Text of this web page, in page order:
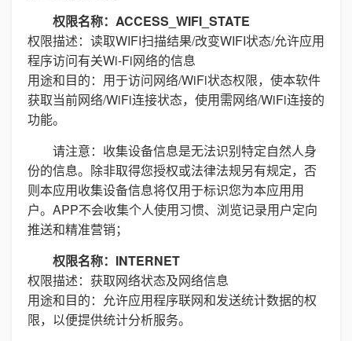
权限名称：ACCESS_WIFI_STATE
权限描述：读取WIFI扫描结果/改变WIFI状态/允许应用
程序访问有关Wi-Fi网络的信息
用途和目的：用于访问网络/WiFi状态权限，使本软件
获取当前网络/WiFi连接状态，使用需网络/WiFi连接的
功能。
请注意：收集设备信息是无法识别特定自然人身
份的信息。除非取得您授权或法律法规另有规定，否
则本应用收集设备信息将仅用于标识您为本应用用
户。APP不会收集个人使用习惯、浏览记录用户定向
推送和精准营销；
权限名称：INTERNET
权限描述：获取网络状态及网络信息
用途和目的：允许应用程序联网和发送统计数据的权
限，以便提供统计分析服务。